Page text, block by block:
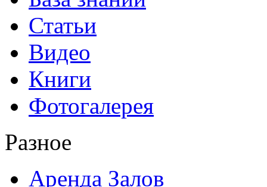
Статьи
Видео
Книги
Фотогалерея
Разное
Аренда Залов